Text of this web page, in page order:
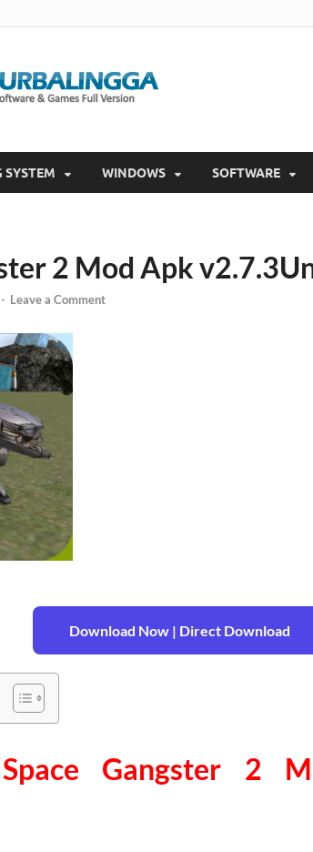
SYSTEM WINDOWS SOFTWARE
2 Mod Apk
- Leave a Comment
Download Now | Direct Download
Gangster 2